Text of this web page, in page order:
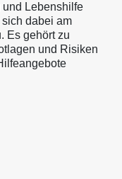
Lebenshilfe
dabei am
Es gehört zu
und Risiken